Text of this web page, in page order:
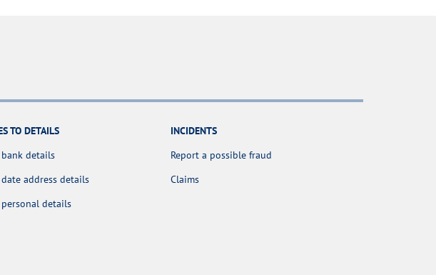
TO DETAILS
details
address details
details
INCIDENTS
Report a possible fraud
Claims